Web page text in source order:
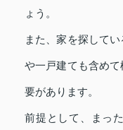
ょう。
また、家を探して
や一戸建ても含め
要があります。
前提として、まっ